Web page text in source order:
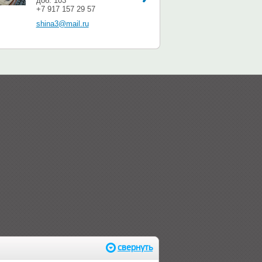
+7 917 157 29 57
shina3@mail.ru
свернуть